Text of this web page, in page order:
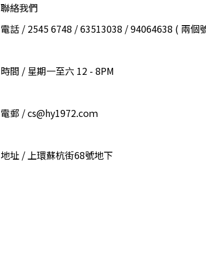
聯絡我們
電話 / 2545 6748 / 63513038 / 94064638 ( 兩個
時間 / 星期一至六 12 - 8PM
電郵 / cs@hy1972.coｍ
地址 / 上環蘇杭街68號地下